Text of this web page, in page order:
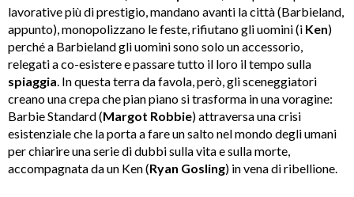
lavorative più di prestigio, mandano avanti la città (Barbieland,
appunto), monopolizzano le feste, rifiutano gli uomini (i Ken)
perché a Barbieland gli uomini sono solo un accessorio,
relegati a co-esistere e passare tutto il loro il tempo sulla
spiaggia . In questa terra da favola, però, gli sceneggiatori
creano una crepa che pian piano si trasforma in una voragine:
Barbie Standard (Margot Robbie) attraversa una crisi
esistenziale che la porta a fare un salto nel mondo degli umani
per chiarire una serie di dubbi sulla vita e sulla morte,
accompagnata da un Ken (Ryan Gosling) in vena di ribellione.